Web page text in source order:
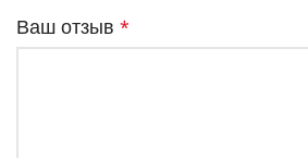
Ваш отзыв *